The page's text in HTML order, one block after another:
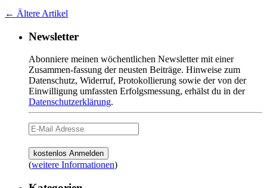
← Ältere Artikel
Newsletter
Abonniere meinen wöchentlichen Newsletter mit einer
Zusammen-fassung der neusten Beiträge. Hinweise zum
Datenschutz, Widerruf, Protokollierung sowie der von der
Einwilligung umfassten Erfolgsmessung, erhälst du in der
Datenschutzerklärung.
(weitere Informationen)